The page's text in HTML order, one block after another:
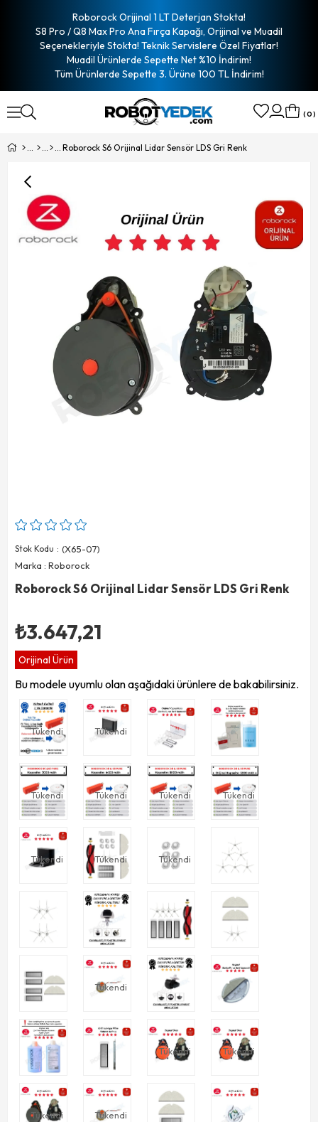
Roborock Orijinal 1 LT Deterjan Stokta!
S8 Pro / Q8 Max Pro Ana Fırça Kapağı, Orijinal ve Muadil
Seçenekleriyle Stokta! Teknik Servislere Özel Fiyatlar!
Muadil Ürünlerde Sepette Net %10 İndirim!
Tüm Ürünlerde Sepette 3. Ürüne 100 TL İndirim!
0
Roborock S6 Orijinal Lidar Sensör LDS Gri Renk
Stok Kodu
(X65-07)
Marka : Roborock
Roborock S6 Orijinal Lidar Sensör LDS Gri Renk
₺3.647,21
Orijinal Ürün
Bu modele uyumlu olan aşağıdaki ürünlere de bakabilirsiniz.
Tükendi Tükendi
Tükendi Tükendi Tükendi Tükendi
Tükendi Tükendi Tükendi
Tükendi
Tükendi Tükendi
Tükendi Tükendi